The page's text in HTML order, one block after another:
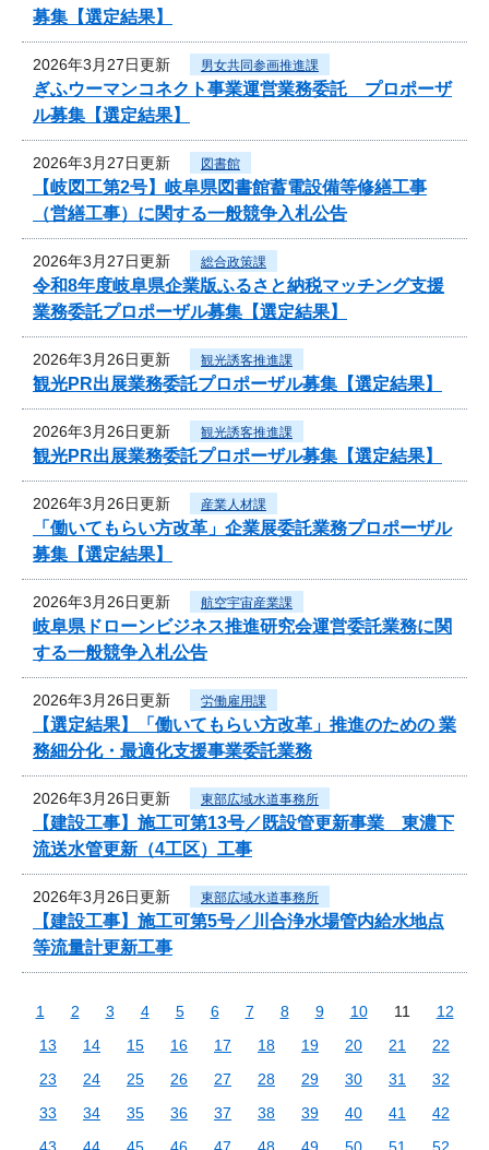
募集【選定結果】
2026年3月27日更新 男女共同参画推進課
ぎふウーマンコネクト事業運営業務委託 プロポーザ
ル募集【選定結果】
2026年3月27日更新 図書館
【岐図工第2号】岐阜県図書館蓄電設備等修繕工事
（営繕工事）に関する一般競争入札公告
2026年3月27日更新 総合政策課
令和8年度岐阜県企業版ふるさと納税マッチング支援
業務委託プロポーザル募集【選定結果】
2026年3月26日更新 観光誘客推進課
観光PR出展業務委託プロポーザル募集【選定結果】
2026年3月26日更新 観光誘客推進課
観光PR出展業務委託プロポーザル募集【選定結果】
2026年3月26日更新 産業人材課
「働いてもらい方改革」企業展委託業務プロポーザル
募集【選定結果】
2026年3月26日更新 航空宇宙産業課
岐阜県ドローンビジネス推進研究会運営委託業務に関
する一般競争入札公告
2026年3月26日更新 労働雇用課
【選定結果】「働いてもらい方改革」推進のための 業
務細分化・最適化支援事業委託業務
2026年3月26日更新 東部広域水道事務所
【建設工事】施工可第13号／既設管更新事業 東濃下
流送水管更新（4工区）工事
2026年3月26日更新 東部広域水道事務所
【建設工事】施工可第5号／川合浄水場管内給水地点
等流量計更新工事
1 2 3 4 5 6 7 8 9 10 11
12
13
14 15 16 17 18 19 20 21
22
23
24 25 26 27 28 29 30 31
32
33
34 35 36 37 38 39 40 41
42